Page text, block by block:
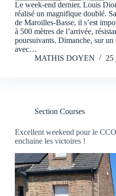
Le week-end dernier, Louis
réalisé un magnifique doublé.
de Maroilles-Basse, il s’est
à 500 mètres de l’arrivée,
poursuivants. Dimanche, sur
avec…
MATHIS DOYEN
25
Section Courses
Excellent weekend pour le
enchaine les victoires !